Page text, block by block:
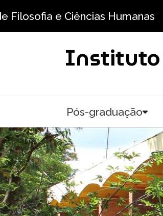
Filosofia e Ciências Humanas
Instituto
Pós-graduação